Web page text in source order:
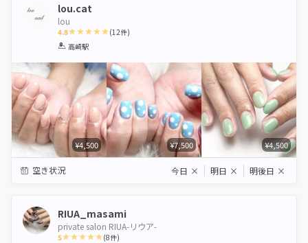
lou.cat
lou
4.8
1 2 3
(12件)
高崎駅
¥4,500 ¥7,500 ¥4,500
空き状況 今日 × 明日 × 明後日 ×
RIUA_masami
private salon RIUA-リウア-
5 (8件)